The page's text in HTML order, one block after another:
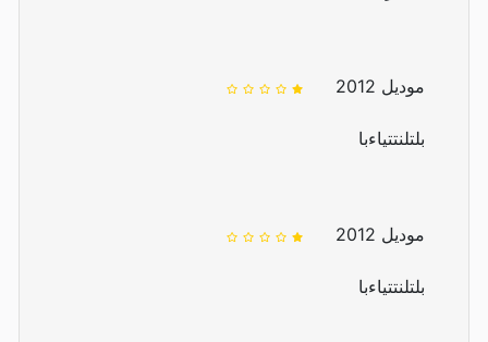
موديل 2012
بلتلنتتياءبا
موديل 2012
بلتلنتتياءبا